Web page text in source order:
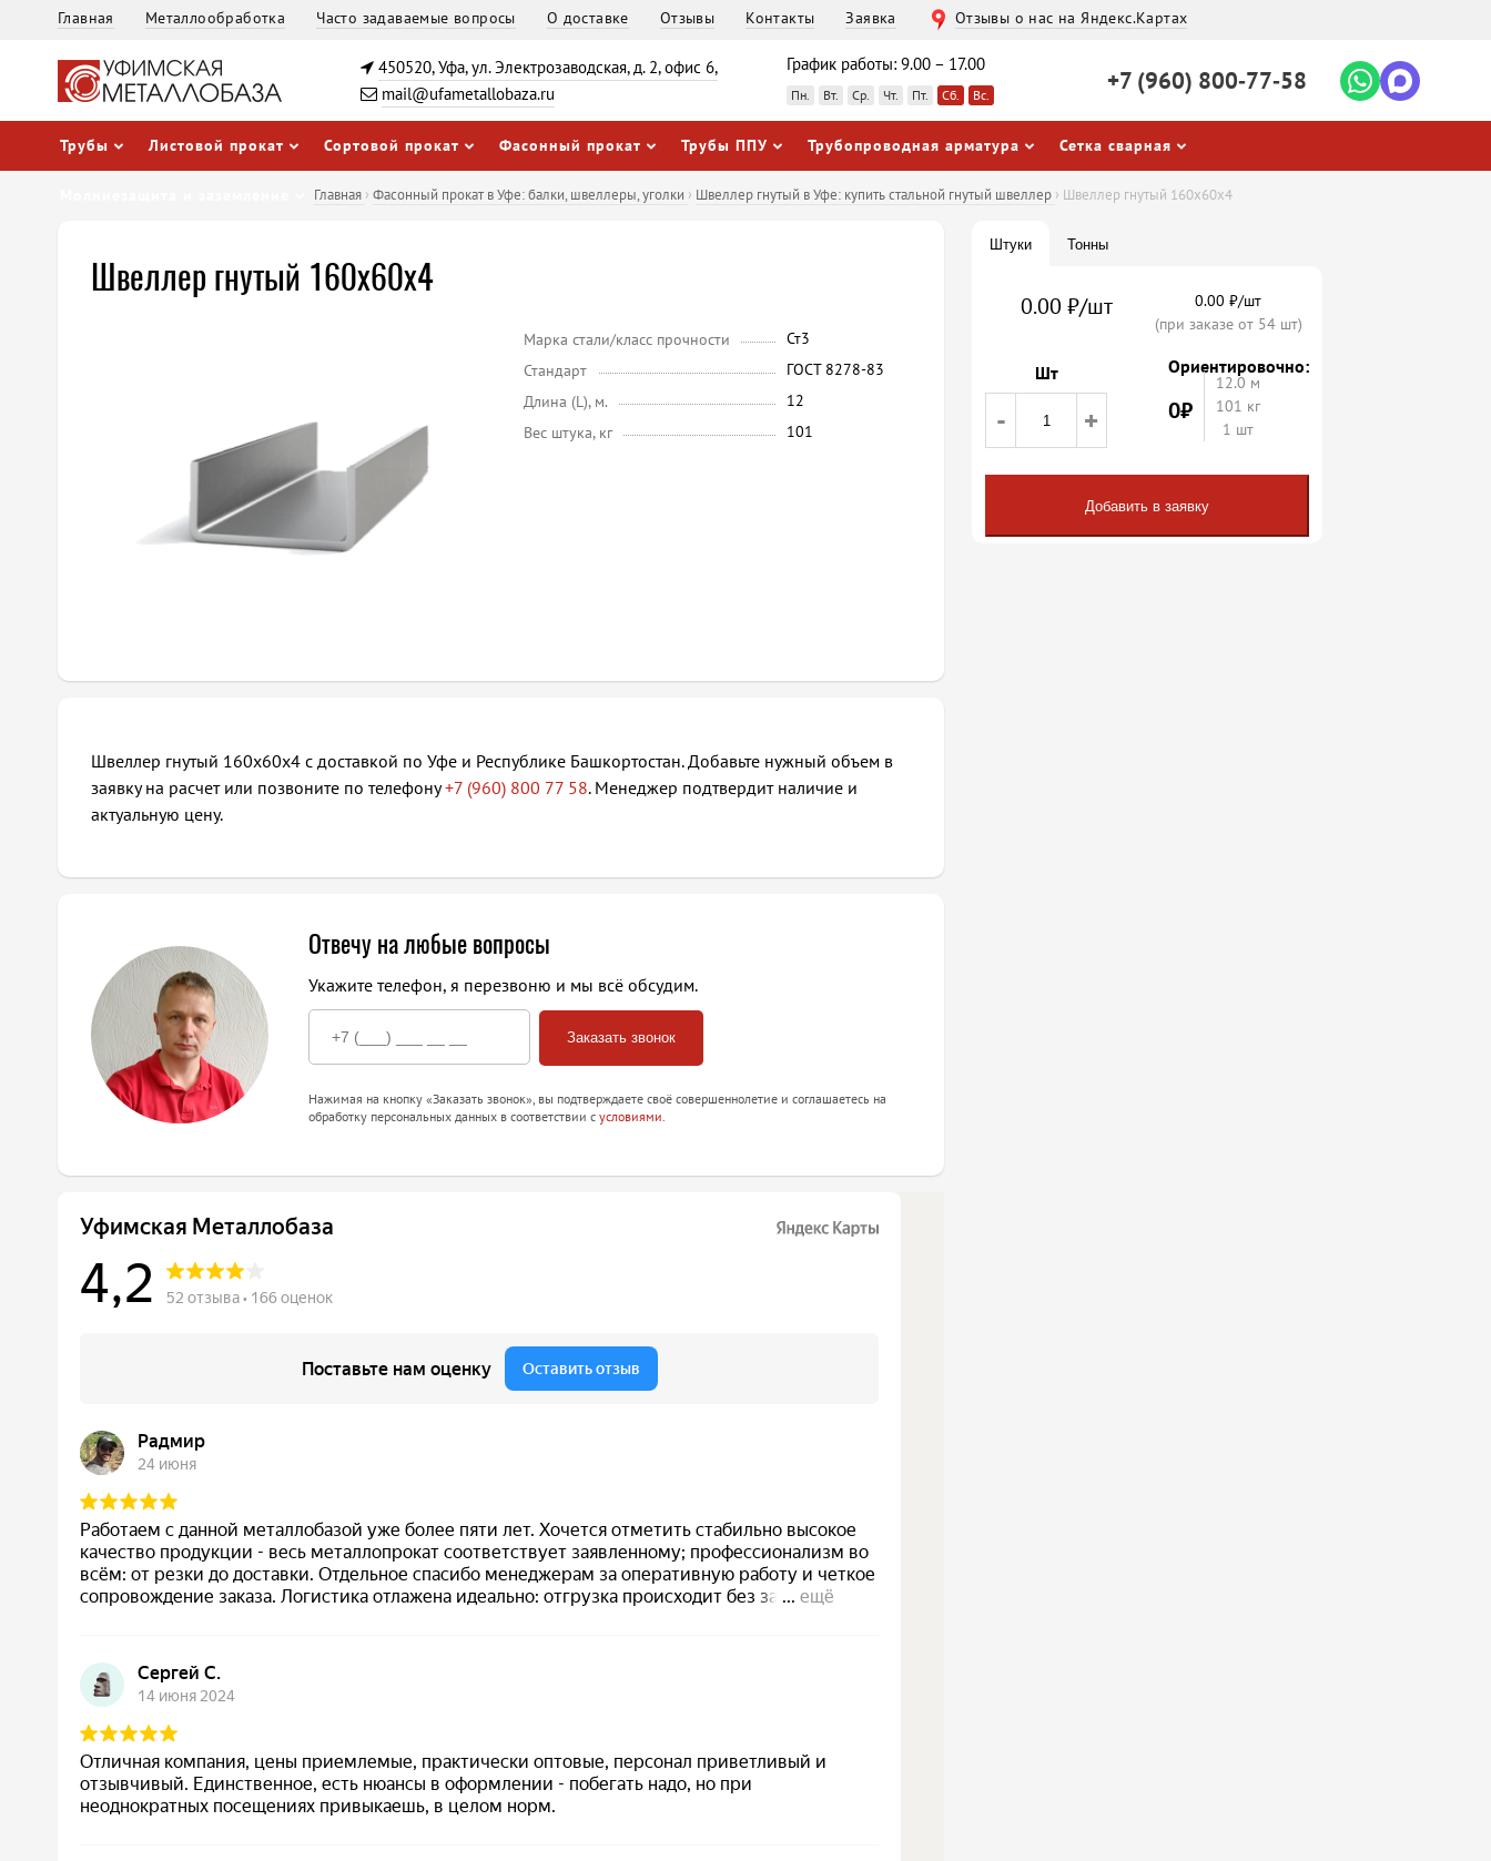
Главная Металлообработка Часто задаваемые вопросы О доставке Отзывы Контакты Заявка Отзывы о нас на Яндекс.Картах
450520, Уфа, ул. Электрозаводская, д. 2, офис 6,
mail@ufametallobaza.ru
График работы: 9.00 – 17.00
Пн. Вт. Ср. Чт. Пт. Сб. Вс. +7 (960) 800‐77‐58
Трубы Листовой прокат Сортовой прокат Фасонный прокат Трубы ППУ Трубопроводная арматура Сетка сварная
Главная › Фасонный прокат в Уфе: балки, швеллеры, уголки › Швеллер гнутый в Уфе: купить стальной гнутый швеллер › Швеллер гнутый 160х60х4
Швеллер гнутый 160х60х4
Марка стали/класс прочности
Ст3
Стандарт
ГОСТ 8278-83
Длина (L), м.
12
Вес штука, кг
101
Штуки Тонны
0.00 ₽/шт
0.00 ₽/шт
(при заказе от 54 шт)
Шт
- +
Ориентировочно:
0₽
12.0 м
101 кг
1 шт
Добавить в заявку
Швеллер гнутый 160х60х4 с доставкой по Уфе и Республике Башкортостан. Добавьте нужный объем в
заявку на расчет или позвоните по телефону+7 (960) 800 77 58. Менеджер подтвердит наличие и
актуальную цену.
Отвечу на любые вопросы
Укажите телефон, я перезвоню и мы всё обсудим.
Нажимая на кнопку «Заказать звонок», вы подтверждаете своё совершеннолетие и соглашаетесь на
обработку персональных данных в соответствии с условиями.